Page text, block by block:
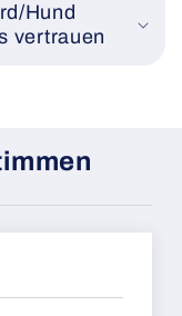
Hund
vertrauen